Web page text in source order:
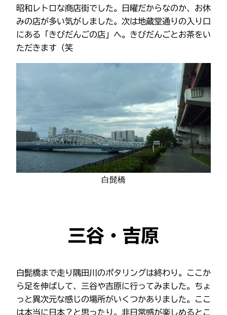
昭和レトロな商店街でした。日曜だからなのか、お休
みの店が多い気がしました。次は地蔵堂通りの入り口
にある「きびだんごの店」へ。きびだんごとお茶をい
ただきます（笑
白髭橋
三谷・吉原
白髭橋まで走り隅田川のポタリングは終わり。ここか
ら足を伸ばして、三谷や吉原に行ってみました。ちょ
っと異次元な感じの場所がいくつかありました。ここ
は本当に日本？と思ったり。非日常感が楽しめるとこ